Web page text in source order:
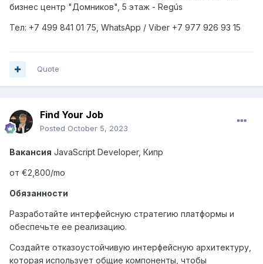
бизнес центр "Домников", 5 этаж - Regús
Тел: +7 499 841 01 75, WhatsApp / Viber +7 977 926 93 15
Quote
Find Your Job
Posted October 5, 2023
Вакансия JavaScript Developer, Кипр
от €2,800/mo
Обязанности
Разработайте интерфейсную стратегию платформы и
обеспечьте ее реализацию.
Создайте отказоустойчивую интерфейсную архитектуру,
которая использует общие компоненты, чтобы